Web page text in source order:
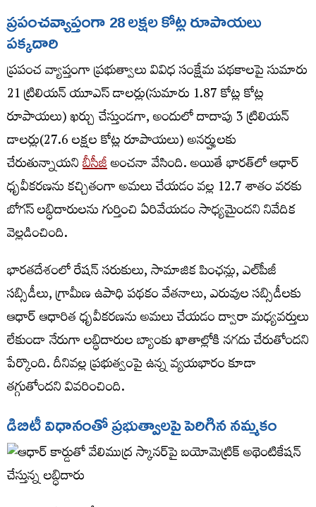
ప్రపంచవ్యాప్తంగా 28 లక్షల కోట్ల రూపాయలు
పక్కదారి
ప్రపంచ వ్యాప్తంగా ప్రభుత్వాలు వివిధ సంక్షేమ పథకాలపై సుమారు
21 ట్రిలియన్ యూఎస్ డాలర్లు(సుమారు 1.87 కోట్ల కోట్ల
రూపాయలు) ఖర్చు చేస్తుండగా, అందులో దాదాపు 3 ట్రిలియన్
డాలర్లు(27.6 లక్షల కోట్ల రూపాయలు) అనర్హులకు
చేరుతున్నాయనిబీసీజీఅంచనా వేసింది. అయితే భారత్‌లో ఆధార్
ధృవీకరణను కచ్చితంగా అమలు చేయడం వల్ల 12.7 శాతం వరకు
బోగస్ లబ్ధిదారులను గుర్తించి ఏరివేయడం సాధ్యమైందని నివేదిక
వెల్లడించింది.
భారతదేశంలో రేషన్ సరుకులు, సామాజిక పింఛన్లు, ఎల్‌పీజీ
సబ్సిడీలు, గ్రామీణ ఉపాధి పథకం వేతనాలు, ఎరువుల సబ్సిడీలకు
ఆధార్ ఆధారిత ధృవీకరణను అమలు చేయడం ద్వారా మధ్యవర్తులు
లేకుండా నేరుగా లబ్ధిదారుల బ్యాంకు ఖాతాల్లోకి నగదు చేరుతోందని
పేర్కొంది. దీనివల్ల ప్రభుత్వంపై ఉన్న వ్యయభారం కూడా
తగ్గుతోందని వివరించింది.
డిబిటీ విధానంతో ప్రభుత్వాలపై పెరిగిన నమ్మకం